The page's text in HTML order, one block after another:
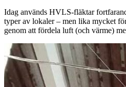
Idag används HVLS-fläktar
typer av lokaler – men lika mycket
genom att fördela luft (och värme)